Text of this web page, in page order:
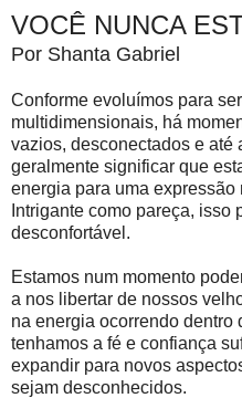
VOCÊ NUNCA
Por Shanta Gabriel
Conforme evoluímos para
multidimensionais, há
vazios, desconectados e até
geralmente significar que
energia para uma expressão
Intrigante como pareça, isso
desconfortável.
Estamos num momento
a nos libertar de nossos
na energia ocorrendo
tenhamos a fé e confiança
expandir para novos
sejam desconhecidos.